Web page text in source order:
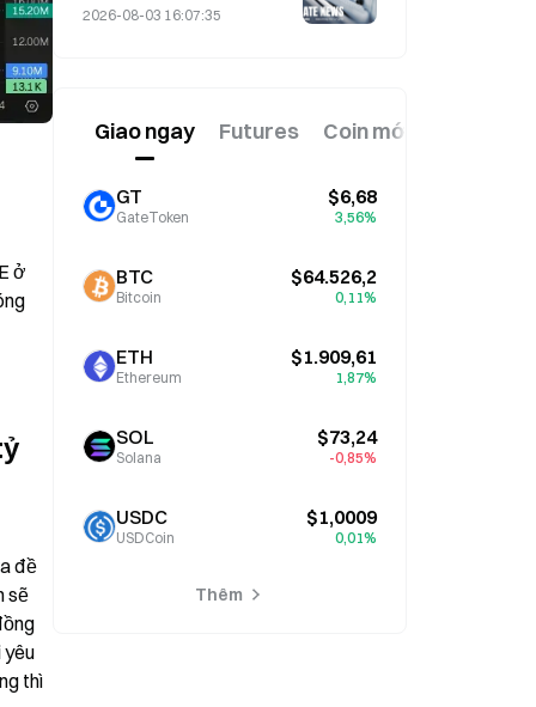
ở
đề
sẽ
yêu
thì
Giao dịch Hàng hóa Tương
kỷ lục
2026-08-03 16:07:35
Giao ngay Futures Coin mới
GT
GateToken
$6,68
3,56%
BTC
Bitcoin
$64.526,2
0,11%
ETH
Ethereum
$1.909,61
1,87%
SOL
Solana
$73,24
-0,85%
USDC
USDCoin
$1,0009
0,01%
Thêm